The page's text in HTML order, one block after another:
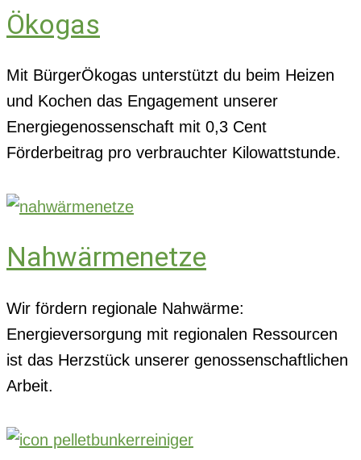
Ökogas
Mit BürgerÖkogas unterstützt du beim Heizen
und Kochen das Engagement unserer
Energiegenossenschaft mit 0,3 Cent
Förderbeitrag pro verbrauchter Kilowattstunde.
Nahwärmenetze
Wir fördern regionale Nahwärme:
Energieversorgung mit regionalen Ressourcen
ist das Herzstück unserer genossenschaftlichen
Arbeit.